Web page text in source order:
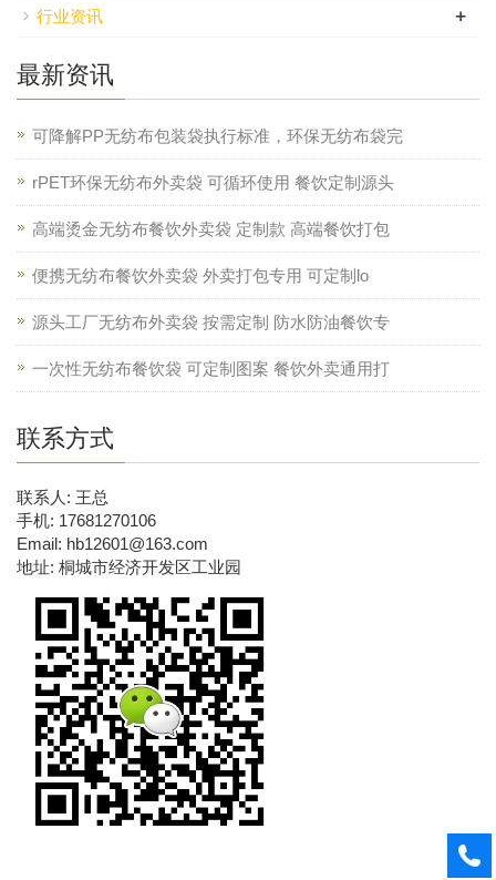
行业资讯 +
最新资讯
可降解PP无纺布包装袋执行标准，环保无纺布袋完
rPET环保无纺布外卖袋 可循环使用 餐饮定制源头
高端烫金无纺布餐饮外卖袋 定制款 高端餐饮打包
便携无纺布餐饮外卖袋 外卖打包专用 可定制lo
源头工厂无纺布外卖袋 按需定制 防水防油餐饮专
一次性无纺布餐饮袋 可定制图案 餐饮外卖通用打
联系方式
联系人: 王总
手机: 17681270106
Email: hb12601@163.com
地址: 桐城市经济开发区工业园